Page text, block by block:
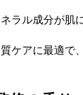
ラル成分が肌
ケアに最適で、